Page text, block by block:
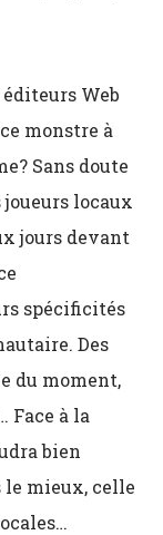
éditeurs Web
monstre à
Sans doute
locaux
jours devant
spécificités
Des
du moment,
Face à la
bien
le mieux, celle